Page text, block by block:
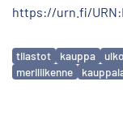
https://urn.fi/
Avainsanat
tilastot kauppa
meriliikenne